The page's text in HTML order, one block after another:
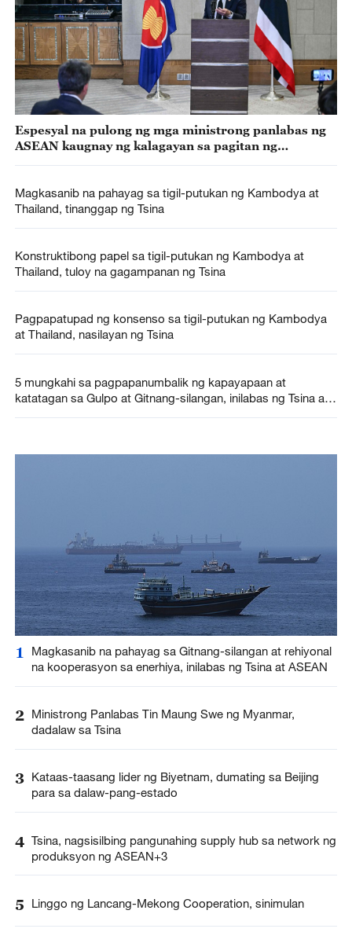
Espesyal na pulong ng mga ministrong panlabas ng
ASEAN kaugnay ng kalagayan sa pagitan ng
Magkasanib na pahayag sa tigil-putukan ng Kambodya at
Thailand, tinanggap ng Tsina
Konstruktibong papel sa tigil-putukan ng Kambodya at
Thailand, tuloy na gagampanan ng Tsina
Pagpapatupad ng konsenso sa tigil-putukan ng Kambodya
at Thailand, nasilayan ng Tsina
5 mungkahi sa pagpapanumbalik ng kapayapaan at
katatagan sa Gulpo at Gitnang-silangan, inilabas ng Tsina at
1
Magkasanib na pahayag sa Gitnang-silangan at rehiyonal
na kooperasyon sa enerhiya, inilabas ng Tsina at ASEAN
2 Ministrong Panlabas Tin Maung Swe ng Myanmar,
dadalaw sa Tsina
3 Kataas-taasang lider ng Biyetnam, dumating sa Beijing
para sa dalaw-pang-estado
4 Tsina, nagsisilbing pangunahing supply hub sa network ng
produksyon ng ASEAN+3
5 Linggo ng Lancang-Mekong Cooperation, sinimulan